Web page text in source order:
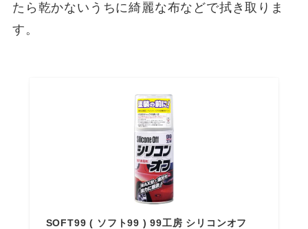
たら乾かないうちに綺麗な布などで拭き取りま
す。
SOFT99 ( ソフト99 ) 99工房 シリコンオフ